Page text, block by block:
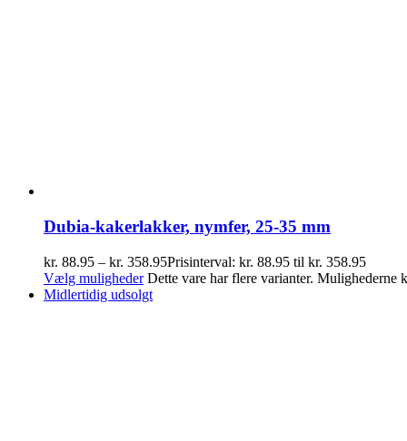
Dubia-kakerlakker, nymfer, 25-35 mm
kr. 88.95 – kr. 358.95Prisinterval: kr. 88.95 til kr. 358.95
Vælg muligheder Dette vare har flere varianter. Mulighederne
Midlertidig udsolgt